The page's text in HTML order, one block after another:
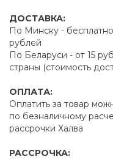
ДОСТАВКА:
По Минску -
рублей
По Беларуси - от 15
страны (стоимость
ОПЛАТА:
Оплатить за товар
по безналичному
рассрочки Халва
РАССРОЧКА: